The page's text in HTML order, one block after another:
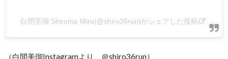
白間美瑠 Shiroma Miru(@shiro36run)がシェアした投稿
（白間美瑠Instagramより ＠shiro36run）